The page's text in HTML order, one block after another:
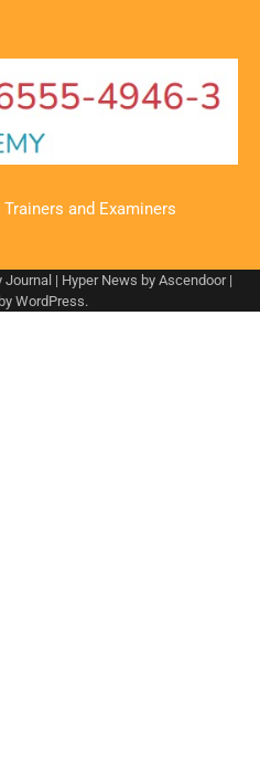
and Examiners
Journal | Hyper News by Ascendoor|
WordPress.